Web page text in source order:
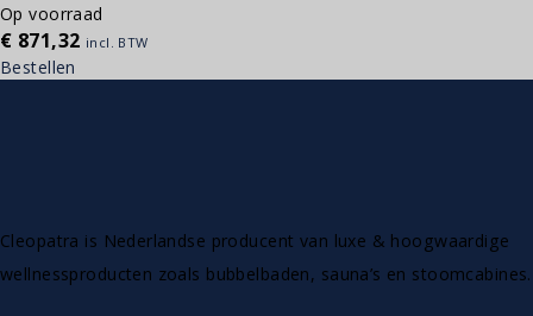
Op voorraad
€ 871,32 incl. BTW
Bestellen
Cleopatra is Nederlandse producent van luxe & hoogwaardige
wellnessproducten zoals bubbelbaden, sauna’s en stoomcabines.